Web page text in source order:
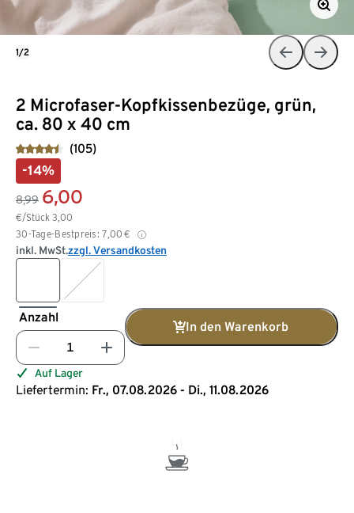
2 Microfaser-Kopfkissenbezüge, grün,
ca. 80 x 40 cm
(105)
-14%
8,99 6,00
€/Stück 3,00
30-Tage-Bestpreis: 7,00 €
inkl. MwSt.zzgl. Versandkosten
Anzahl
In den Warenkorb
Auf Lager
Liefertermin: Fr., 07.08.2026 - Di., 11.08.2026
1/2